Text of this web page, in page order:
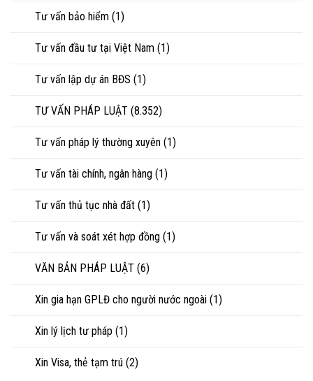
Tư vấn bảo hiểm (1)
Tư vấn đầu tư tại Việt Nam (1)
Tư vấn lập dự án BĐS (1)
TƯ VẤN PHÁP LUẬT (8.352)
Tư vấn pháp lý thường xuyên (1)
Tư vấn tài chính, ngân hàng (1)
Tư vấn thủ tục nhà đất (1)
Tư vấn và soát xét hợp đồng (1)
VĂN BẢN PHÁP LUẬT (6)
Xin gia hạn GPLĐ cho người nước ngoài (1)
Xin lý lịch tư pháp (1)
Xin Visa, thẻ tạm trú (2)